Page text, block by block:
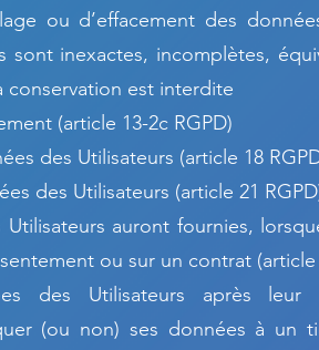
ou d’effacement des
sont inexactes, incomplètes,
conservation est interdite
(article 13-2c RGPD)
des Utilisateurs (article 18
des Utilisateurs (article 21
auront fournies,
ou sur un contrat (article
des Utilisateurs après
(ou non) ses données à un